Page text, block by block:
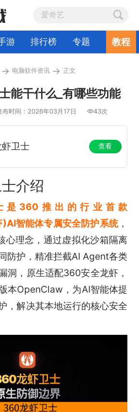
游 排行榜 专题 教程
→ 电脑软件资讯 → 正文
能干什么_有哪些功能
布时间：2026年03月17日 43次
卫士 查看
介绍
是360推出的行业首款
智能体专属安全防护系统，
心理念，通过虚拟化沙箱隔离
防护，精准拦截AI Agent各类
洞，原生适配360安全龙虾，
本OpenClaw，为AI智能体提
，解决其本地运行的核心安全